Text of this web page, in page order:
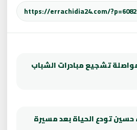
تشجيع مبادرات الشباب
حسين تودع الحياة بعد مسيرة